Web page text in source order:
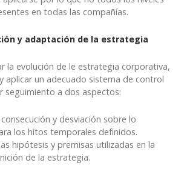
en todas las compañías.
y adaptación de la estrategia
la evolución de le estrategia corporativa,
aplicar un adecuado sistema de control
seguimiento a dos aspectos:
y desviación sobre lo
los hitos temporales definidos.
hipótesis y premisas utilizadas en la
de la estrategia.